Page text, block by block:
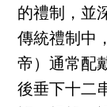
的禮制，並
傳統禮制中
帝）通常配
後垂下十二